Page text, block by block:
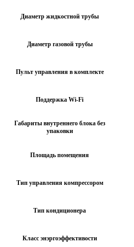
Диаметр жидкостной трубы
Диаметр газовой трубы
Пульт управления в комплекте
Поддержка Wi-Fi
Габариты внутреннего блока без
упаковки
Площадь помещения
Тип управления компрессором
Тип кондиционера
Класс энэргоэффективости